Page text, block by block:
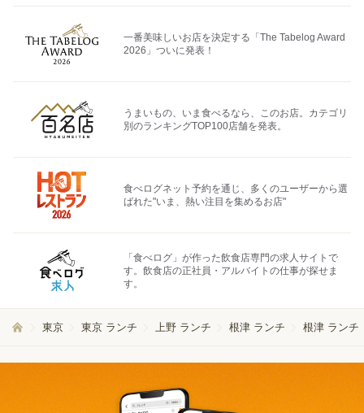
一番美味しいお店を決定する「The Tabelog Award
2026」ついに発表！
うまいもの、いま食べるなら、このお店。カテゴリ
別のランキングTOP100店舗を発表。
食べログネット予約を通じ、多くのユーザーから選
ばれた"いま、熱い注目を集めるお店"
「食べログ」が作った飲食店専門の求人サイトで
す。飲食店の正社員・アルバイトの仕事が探せま
す。
東京 東京 ランチ 上野 ランチ 根津 ランチ 根津 ランチ